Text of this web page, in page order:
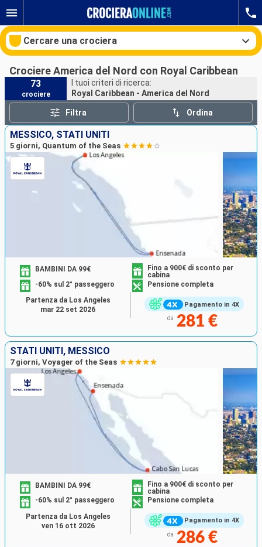
Cercare una crociera
Le nostre destinazioni
Mesi di partenza
Porti
Crociere America del Nord con Royal Caribbean
73
crociere
I tuoi criteri di ricerca:
Royal Caribbean - America del Nord
Filtra Ordina
MESSICO, STATI UNITI
5 giorni, Quantum of the Seas
Pagamento in 4X
BAMBINI DA 99€
Fino a 900€ di sconto per
cabina
-60% sul 2° passeggero
Pensione completa
da 281 €
Partenza da Los Angeles
mar 22 set 2026
STATI UNITI, MESSICO
7 giorni, Voyager of the Seas
Pagamento in 4X
BAMBINI DA 99€
Fino a 900€ di sconto per
cabina
-60% sul 2° passeggero
Pensione completa
da 286 €
Partenza da Los Angeles
ven 16 ott 2026